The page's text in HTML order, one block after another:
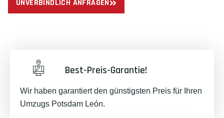
UNVERBINDLICH ANFRAGEN
Best-Preis-Garantie!
Wir haben garantiert den günstigsten Preis für Ihren
Umzugs Potsdam León.